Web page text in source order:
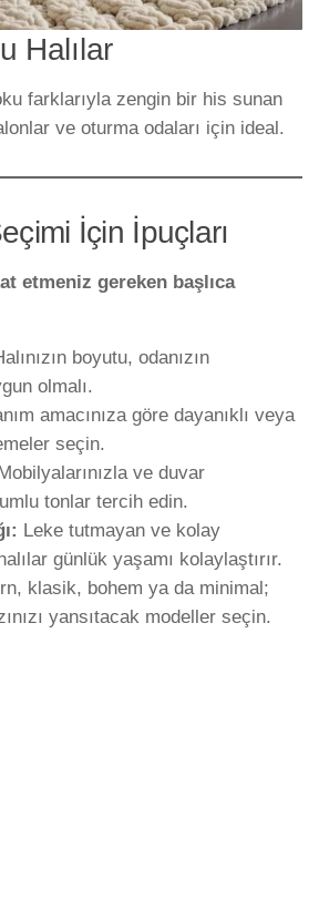
Halılar
farklarıyla zengin bir his sunan
ve oturma odaları için ideal.
İçin İpuçları
etmeniz gereken başlıca
boyutu, odanızın
olmalı.
amacınıza göre dayanıklı veya
seçin.
Mobilyalarınızla ve duvar
tonlar tercih edin.
Leke tutmayan ve kolay
günlük yaşamı kolaylaştırır.
klasik, bohem ya da minimal;
yansıtacak modeller seçin.